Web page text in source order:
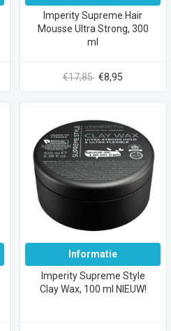
Imperity Supreme Hair
Mousse Ultra Strong, 300
ml
€17,85 €8,95
Informatie
Imperity Supreme Style
Clay Wax, 100 ml NIEUW!